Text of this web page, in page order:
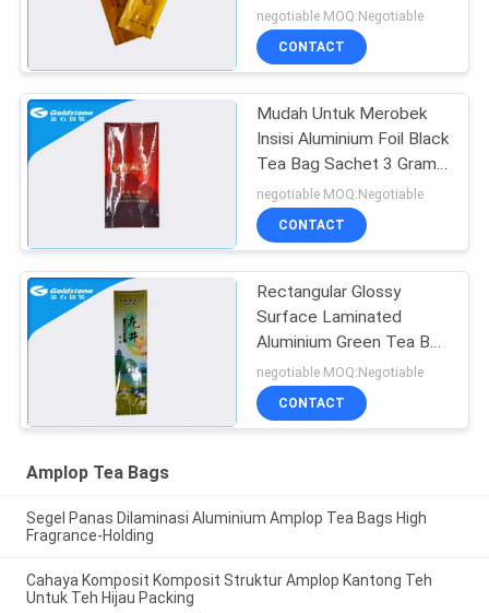
Matte Dan Permukaan
Mengkilap
negotiable MOQ:Negotiable
CONTACT
Mudah Untuk Merobek
Insisi Aluminium Foil Black
Tea Bag Sachet 3 Gram
Atau 6 Gram
negotiable MOQ:Negotiable
CONTACT
Rectangular Glossy
Surface Laminated
Aluminium Green Tea Bag
Sachet
negotiable MOQ:Negotiable
CONTACT
Amplop Tea Bags
Segel Panas Dilaminasi Aluminium Amplop Tea Bags High
Fragrance-Holding
Cahaya Komposit Komposit Struktur Amplop Kantong Teh
Untuk Teh Hijau Packing